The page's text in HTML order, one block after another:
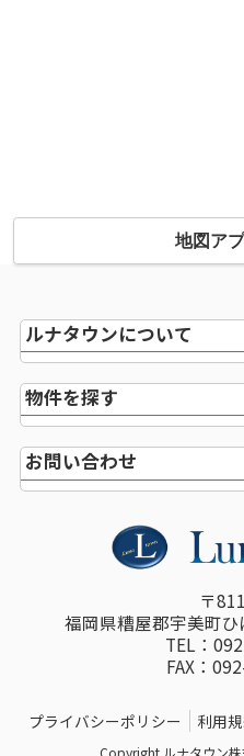
地図ア
ルナタウンについて
物件を探す
お問い合わせ
〒
福岡県糟屋郡宇美町
TEL：
FAX：
プライバシーポリシー 利用
Copyright ルナタウン株